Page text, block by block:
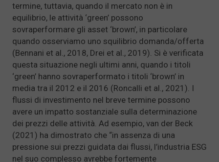
termine, tuttavia, quando il mercato non è in
equilibrio, le attività ‘green’ possono
sovraperformare gli asset ‘brown’, in particolare
quando osserviamo uno squilibrio domanda/offerta
(Bennani et al., 2018, Drei et al., 2019). Si è verificata
questa situazione negli ultimi anni, quando i titoli
‘green’ hanno sovraperformato i titoli ‘brown’ in
media tra il 2012 e il 2016 (Roncalli et al., 2021). I
flussi di investimento nel breve termine possono
avere un impatto sostanziale sulla determinazione
dei prezzi delle attività. Ad esempio, van der Beck
(2021) ha dimostrato che “in assenza di una
pressione sui prezzi guidata dai flussi, l’industria ESG
nel suo complesso avrebbe fortemente